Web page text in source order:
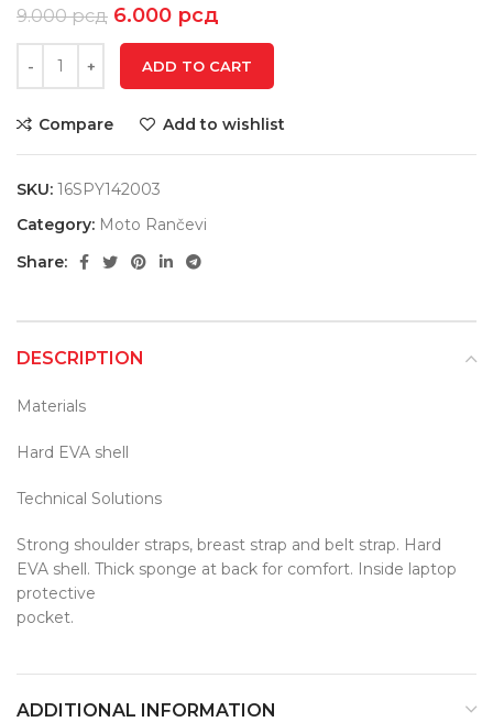
9.000рсд 6.000 рсд
ADD TO CART
Compare Add to wishlist
SKU: 16SPY142003
Category: Moto Rančevi
Share:
DESCRIPTION
Materials
Hard EVA shell
Technical Solutions
Strong shoulder straps, breast strap and belt strap. Hard
EVA shell. Thick sponge at back for comfort. Inside laptop
protective
pocket.
ADDITIONAL INFORMATION